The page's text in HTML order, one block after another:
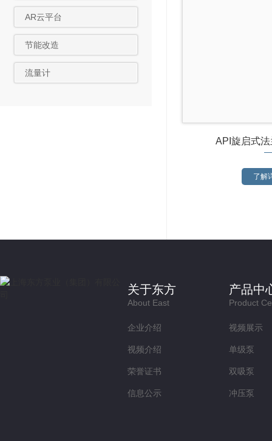
AR云平台
节能改造
流量计
API旋启式
了解
关于东方
About East
企业介绍
视频介绍
荣誉证书
信息公示
产品中
Product
视频展示
单级泵
双吸泵
冲压泵